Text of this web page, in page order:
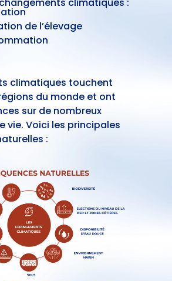
climatiques :
de l’élevage
climatiques touchent
du monde et ont
sur de nombreux
vie. Voici les principales
: